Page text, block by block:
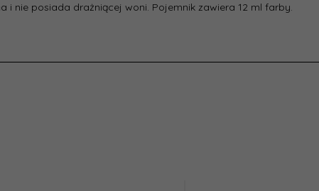
i nie posiada drażniącej woni. Pojemnik zawiera 12 ml farby.